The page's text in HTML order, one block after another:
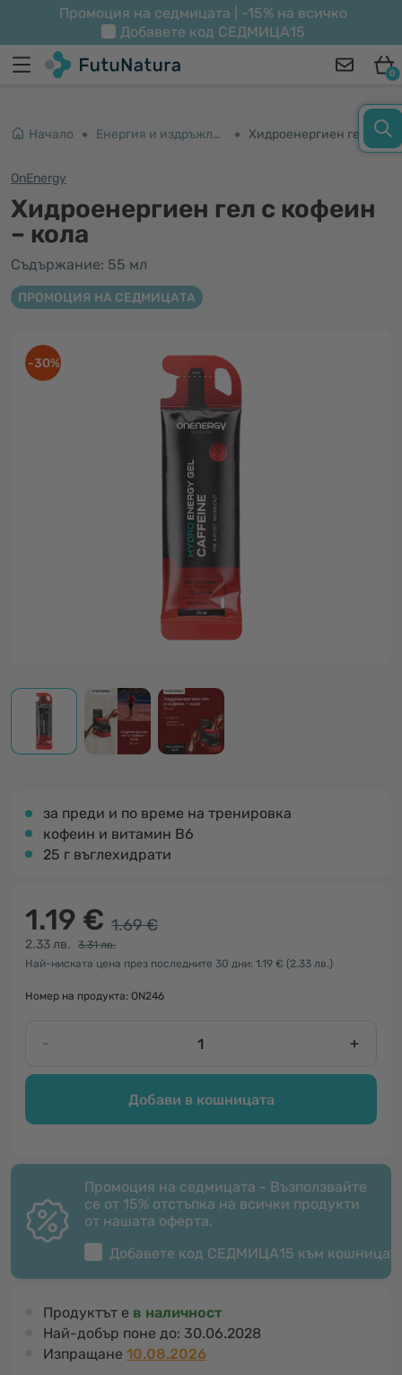
Промоция на седмицата | -15% на всичко
Добавете код СЕДМИЦА15
0
Начало Енергия и издръжливост Хидроенергиен гел с кофеин – кола
OnEnergy
Хидроенергиен гел с кофеин
– кола
Съдържание: 55 мл
ПРОМОЦИЯ НА СЕДМИЦАТА
-30%
за преди и по време на тренировка
кофеин и витамин В6
25 г въглехидрати
1.19 € 1.69 €
2.33 лв.
3.31 лв.
Най-ниската цена през последните 30 дни: 1.19 € (2.33 лв.)
Номер на продукта: ON246
- +
Добави в кошницата
Промоция на седмицата - Възползвайте
се от 15% отстъпка на всички продукти
от нашата оферта.
Добавете код СЕДМИЦА15 към
Продуктът е в наличност
Най-добър поне до: 30.06.2028
Изпращане 10.08.2026